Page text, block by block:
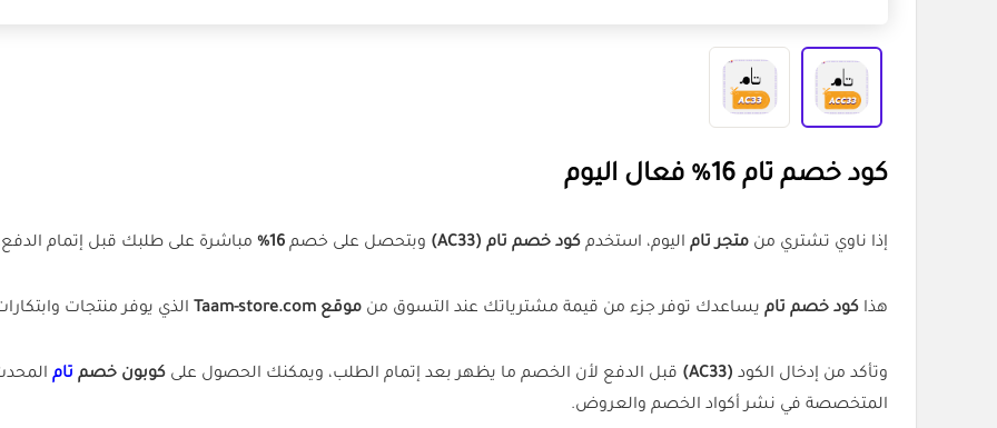
كود خصم تام 16% فعال اليوم
إذا ناوي تشتري من متجر تام اليوم، استخدم كود خصم تام (AC33) وبتحصل على خصم 16% مباشرة على طلبك قبل إتمام
هذا كود خصم تام يساعدك توفر جزء من قيمة مشترياتك عند التسوق من موقع Taam-store.com الذي يوفر منتجات
وتأكد من إدخال الكود (AC33) قبل الدفع لأن الخصم ما يظهر بعد إتمام الطلب، ويمكنك الحصول على كوبون خصم تام
المتخصصة في نشر أكواد الخصم والعروض.